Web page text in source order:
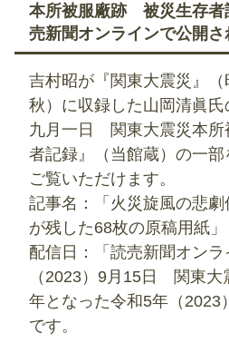
本所被服廠跡 被災生存者
売新聞オンラインで公開
吉村昭が『関東大震災』
秋）に収録した山岡清眞
九月一日 関東大震災本
者記録』（当館蔵）の一
ご覧いただけます。
記事名：「火災旋風の悲
が残した68枚の原稿用紙」
配信日：「読売新聞オン
（2023）9月15日 関東大
年となった令和5年（2023
です。